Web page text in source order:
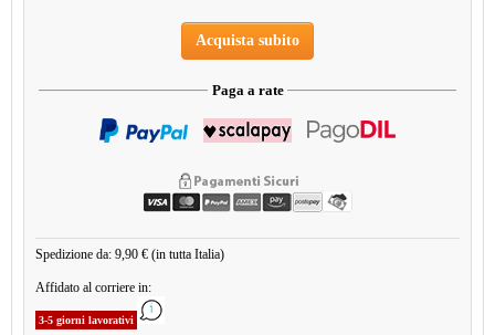
Acquista subito
Paga a rate
Spedizione da: 9,90 € (in tutta Italia)
Affidato al corriere in:
3-5 giorni lavorativi